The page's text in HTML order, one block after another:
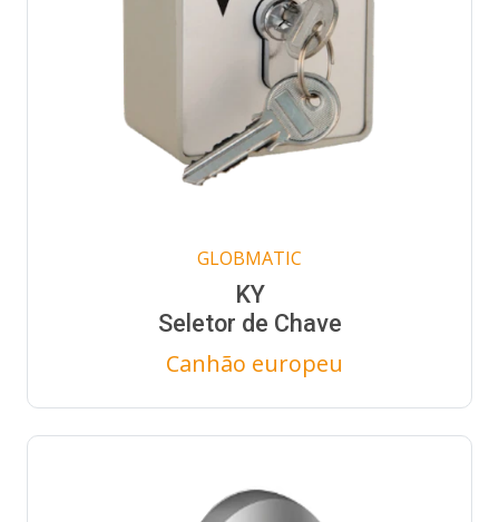
GLOBMATIC
KY
Seletor de Chave
Canhão europeu